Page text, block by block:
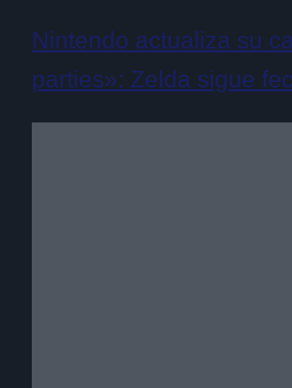
Nintendo actualiza su
parties»: Zelda sigue